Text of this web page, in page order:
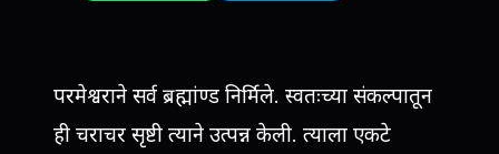
परमेश्वराने सर्व ब्रह्मांण्ड निर्मिले. स्वतःच्या संकल्पातून
ही चराचर सृष्टी त्याने उत्पन्न केली. त्याला एकटे